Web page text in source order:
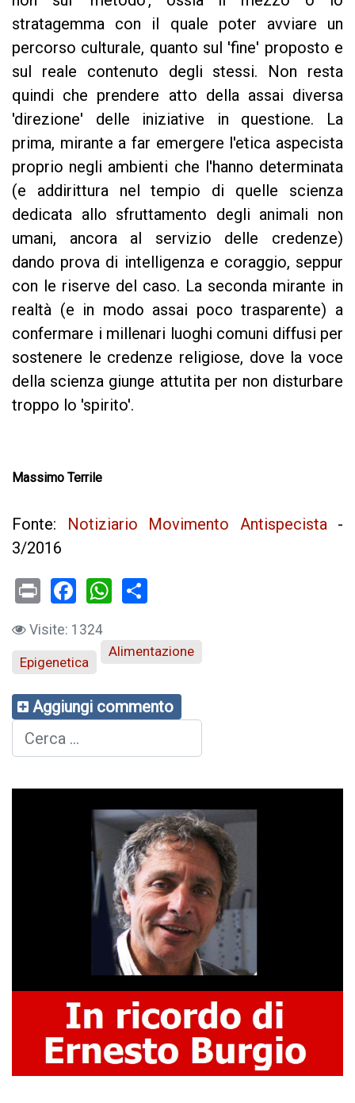
stratagemma con il quale poter avviare un
percorso culturale, quanto sul 'fine' proposto e
sul reale contenuto degli stessi. Non resta
quindi che prendere atto della assai diversa
'direzione' delle iniziative in questione. La
prima, mirante a far emergere l'etica aspecista
proprio negli ambienti che l'hanno determinata
(e addirittura nel tempio di quelle scienza
dedicata allo sfruttamento degli animali non
umani, ancora al servizio delle credenze)
dando prova di intelligenza e coraggio, seppur
con le riserve del caso. La seconda mirante in
realtà (e in modo assai poco trasparente) a
confermare i millenari luoghi comuni diffusi per
sostenere le credenze religiose, dove la voce
della scienza giunge attutita per non disturbare
troppo lo 'spirito'.
Massimo Terrile
Fonte: Notiziario Movimento Antispecista -
3/2016
PrintFacebook
WhatsApp
Visite: 1324
Epigenetica
Alimentazione
Aggiungi commento
Cerca